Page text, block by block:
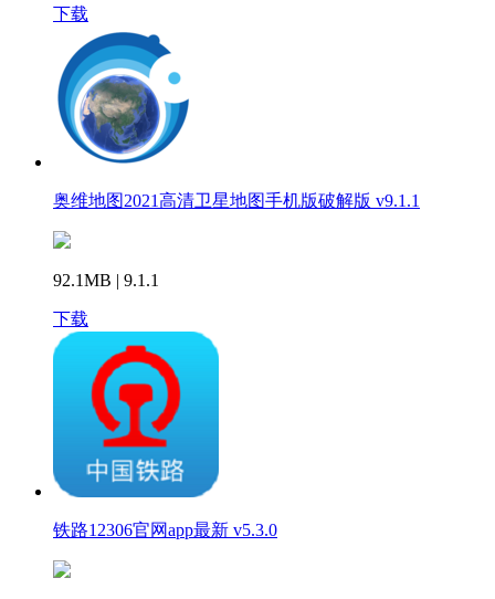
下载
奥维地图2021高清卫星地图手机版破解版 v9.1.1
92.1MB | 9.1.1
下载
铁路12306官网app最新 v5.3.0